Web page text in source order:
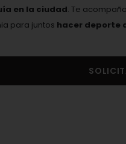
en la ciudad. Te
para juntos hacer deporte